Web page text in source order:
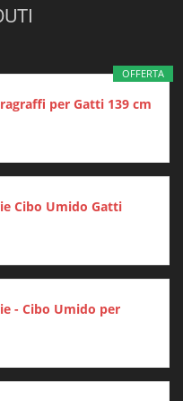
OFFERTA
per Gatti 139 cm
Cibo Umido Gatti
- Cibo Umido per